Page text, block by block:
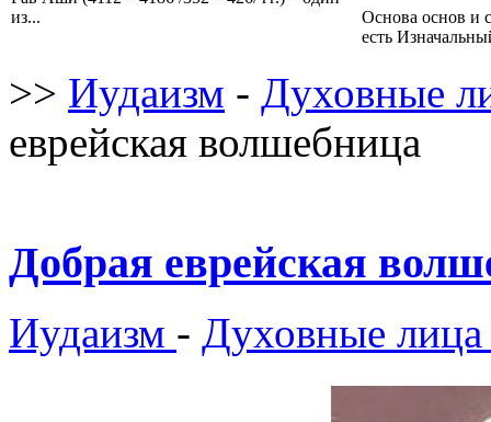
из...
Основа основ и
есть
>> Иудаизм - Духовные
еврейская волшебница
Добрая еврейская
Иудаизм - Духовные